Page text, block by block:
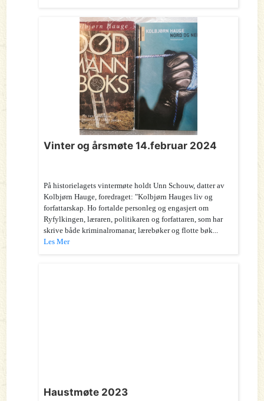
Vinter og årsmøte 14.februar 2024
På historielagets vintermøte holdt Unn Schouw, datter av
Kolbjørn Hauge, foredraget: "Kolbjørn Hauges liv og
forfattarskap. Ho fortalde personleg og engasjert om
Ryfylkingen, læraren, politikaren og forfattaren, som har
skrive både kriminalromanar, lærebøker og flotte bøk...
Les Mer
Haustmøte 2023